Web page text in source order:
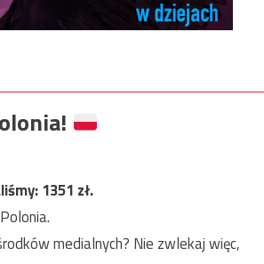
1351 zł.
medialnych? Nie zwlekaj więc,